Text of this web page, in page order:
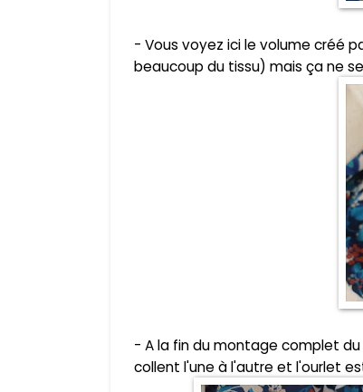
- Vous voyez ici le volume créé
beaucoup du tissu) mais ça ne
- A la fin du montage complet du
collent l'une à l'autre et l'ourlet